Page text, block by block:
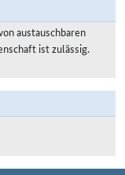
austauschbaren
ist zulässig.